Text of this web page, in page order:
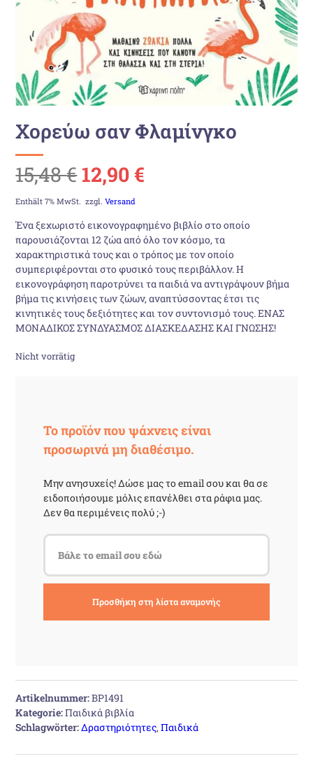
Χορεύω σαν Φλαμίνγκο
15,48€ Ursprünglicher
Preis
war:
15,48 €
12,90€
ist:
12,90 €.
Enthält 7% MwSt. zzgl.Versand
Ένα ξεχωριστό εικονογραφημένο βιβλίο στο οποίο
παρουσιάζονται 12 ζώα από όλο τον κόσμο, τα
χαρακτηριστικά τους και ο τρόπος με τον οποίο
συμπεριφέρονται στο φυσικό τους περιβάλλον. Η
εικονογράφηση παροτρύνει τα παιδιά να αντιγράψουν βήμα
βήμα τις κινήσεις των ζώων, αναπτύσσοντας έτσι τις
κινητικές τους δεξιότητες και τον συντονισμό τους. ΕΝΑΣ
ΜΟΝΑΔΙΚΟΣ ΣΥΝΔΥΑΣΜOΣ ΔΙΑΣΚEΔΑΣΗΣ ΚΑΙ ΓΝΩΣΗΣ!
Nicht vorrätig
Το προϊόν που ψάχνεις είναι
προσωρινά μη διαθέσιμο.
Μην ανησυχείς! Δώσε μας το email σου και θα σε
ειδοποιήσουμε μόλις επανέλθει στα ράφια μας.
Δεν θα περιμένεις πολύ ;-)
Artikelnummer:BP1491
Kategorie:Παιδικά βιβλία
Schlagwörter:Δραστηριότητες,Παιδικά